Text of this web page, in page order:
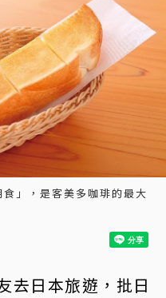
」，是客美多咖琲的最大
去日本旅遊，批日